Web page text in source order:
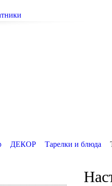
ДЕКОР Тарелки и блюда